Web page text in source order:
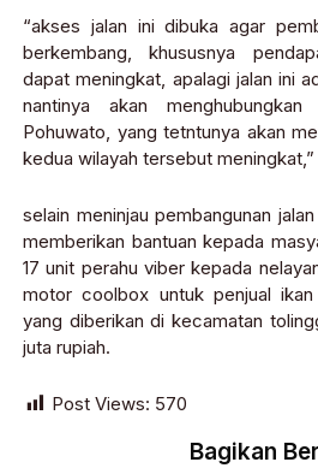
“akses jalan ini dibuka agar
berkembang, khususnya
dapat meningkat, apalagi jalan ini
nantinya akan
Pohuwato, yang tetntunya akan
kedua wilayah tersebut
selain meninjau pembangunan
memberikan bantuan kepada
17 unit perahu viber kepada
motor coolbox untuk penjual
yang diberikan di kecamatan
juta rupiah.
Post Views: 570
Bagikan